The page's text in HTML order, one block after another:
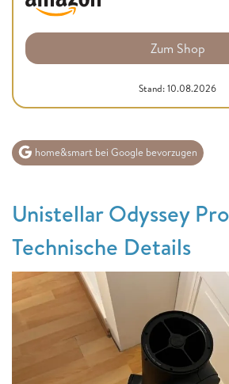
Zum Shop
Stand: 10.08.2026
home&smart bei Google bevorzugen
Unistellar Odyssey
Technische Details